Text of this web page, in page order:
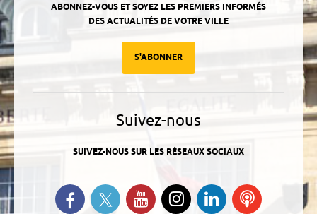
ABONNEZ-VOUS ET SOYEZ LES PREMIERS INFORMÉS
DES ACTUALITÉS DE VOTRE VILLE
S'ABONNER
Suivez-nous
SUIVEZ-NOUS SUR LES RÉSEAUX SOCIAUX
Retrouvez-nous sur Facebook
Suivez-nous sur Twitter
Suivez-nous sur YouTube
Suivez-nous sur
Instagram
Retrouvez-
nous sur
Ecoutez